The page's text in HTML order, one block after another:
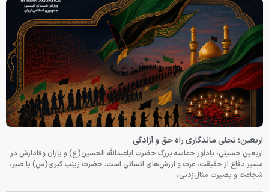
اربعین؛ تجلی ماندگاری راه حق و آزادگی
اربعین حسینی، یادآور حماسه بزرگ حضرت اباعبدالله الحسین(ع) و یاران وفادارش در
مسیر دفاع از حقیقت، عزت و ارزش‌های انسانی است. حضرت زینب کبری(س) با صبر،
شجاعت و بصیرت مثال‌زدنی،